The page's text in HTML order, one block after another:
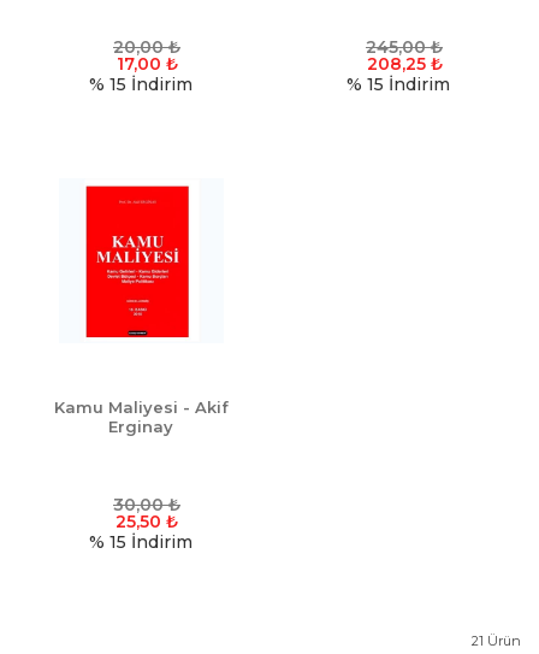
20,00₺
17,00 ₺
% 15 İndirim
245,00₺
208,25₺
% 15 İndirim
Kamu Maliyesi - Akif
Erginay
30,00₺
25,50 ₺
% 15 İndirim
21 Ürün